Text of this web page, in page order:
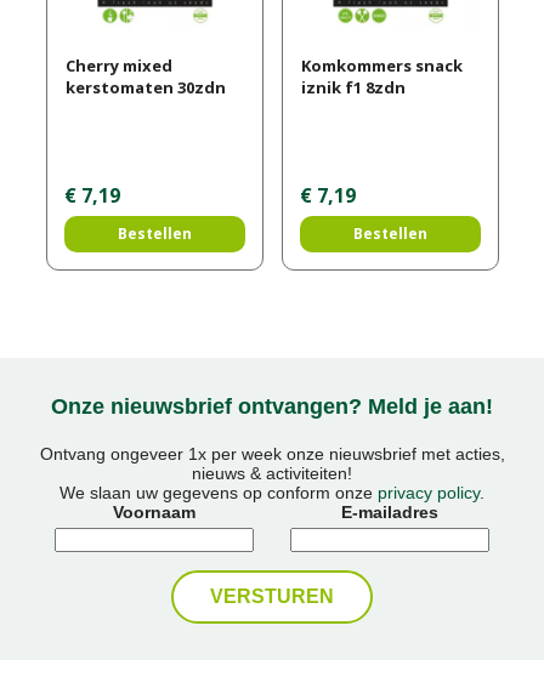
Cherry mixed
kerstomaten 30zdn
€ 7,19
Bestellen
Komkommers snack
iznik f1 8zdn
€ 7,19
Bestellen
Onze nieuwsbrief ontvangen? Meld je aan!
Ontvang ongeveer 1x per week onze nieuwsbrief met acties,
nieuws & activiteiten!
We slaan uw gegevens op conform onze privacy policy.
Voornaam
E-mailadres